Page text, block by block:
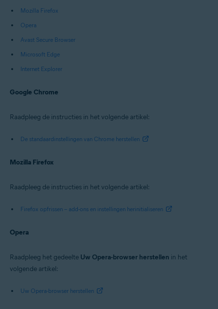
Mozilla Firefox
Opera
Avast Secure Browser
Microsoft Edge
Internet Explorer
Google Chrome
Raadpleeg de instructies in het volgende artikel:
De standaardinstellingen van Chrome herstellen
Mozilla Firefox
Raadpleeg de instructies in het volgende artikel:
Firefox opfrissen – add-ons en instellingen herinitialiseren
Opera
Raadpleeg het gedeelte Uw Opera-browser herstellen in het
volgende artikel:
Uw Opera-browser herstellen